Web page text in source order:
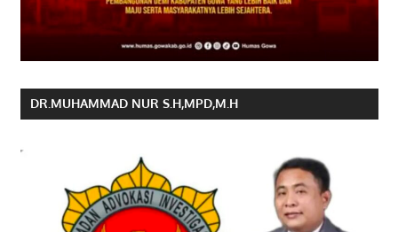
DR.MUHAMMAD NUR S.H,MPD,M.H